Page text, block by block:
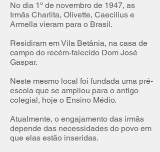
No dia 1º de novembro de 1947, as
Irmãs Charlita, Olivette, Caecilius e
Armella vieram para o Brasil.
Residiram em Vila Betânia, na casa de
campo do recém-falecido Dom José
Gaspar.
​Neste mesmo local foi fundada uma pré-
escola que se ampliou para o antigo
colegial, hoje o Ensino Médio.
Atualmente, o engajamento das irmãs
depende das necessidades do povo em
que elas estão inseridas.